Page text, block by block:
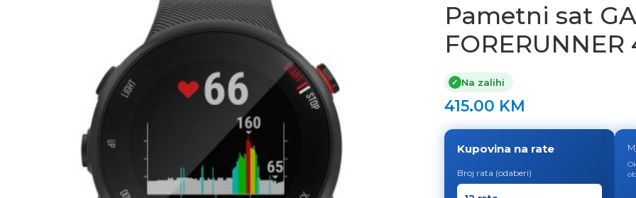
Pametni sat
FORERUNNER
✓ Na zalihi
415.00 KM
Kupovina na rate
Broj rata (odaberi)